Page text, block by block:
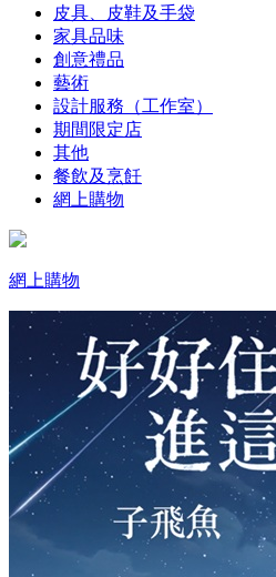
皮具、皮鞋及手袋
家具品味
創意禮品
藝術
設計服務（工作室）
期間限定店
其他
餐飲及烹飪
網上購物
網上購物